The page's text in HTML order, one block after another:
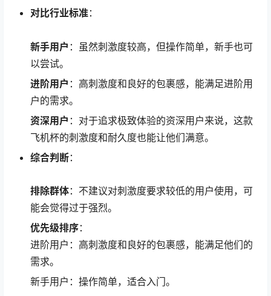
对比行业标准：
新手用户 ：虽然刺激度较高，但操作简单，新手也可
以尝试。
进阶用户 ：高刺激度和良好的包裹感，能满足进阶用
户的需求。
资深用户 ：对于追求极致体验的资深用户来说，这款
飞机杯的刺激度和耐久度也能让他们满意。
综合判断：
排除群体：不建议对刺激度要求较低的用户使用，可
能会觉得过于强烈。
优先级排序：
进阶用户：高刺激度和良好的包裹感，能满足他们的
需求。
新手用户：操作简单，适合入门。